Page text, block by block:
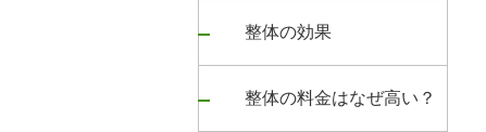
整体の効果
整体の料金はなぜ高い？